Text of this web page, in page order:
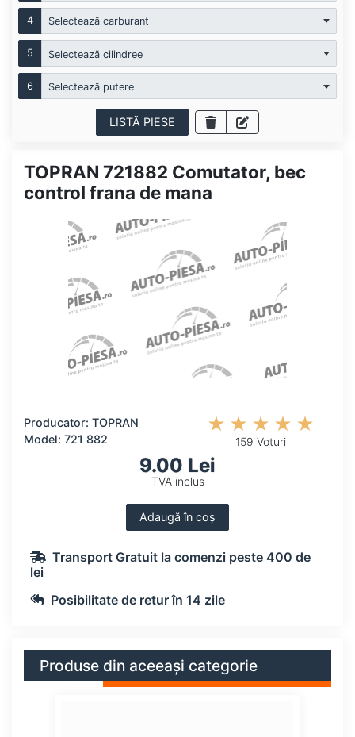
4 Selectează carburant
5 Selectează cilindree
6 Selectează putere
LISTĂ PIESE
TOPRAN 721882 Comutator, bec
control frana de mana
Producator: TOPRAN
Model: 721 882
159 Voturi
9.00 Lei
TVA inclus
Adaugă în coș
Transport Gratuit la comenzi peste 400 de
lei
Posibilitate de retur în 14 zile
Produse din aceeași categorie